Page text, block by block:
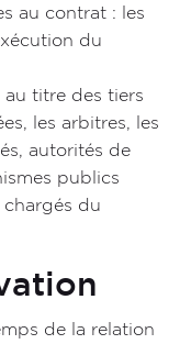
au contrat : les
du
titre des tiers
les arbitres, les
autorités de
publics
chargés du
de la relation